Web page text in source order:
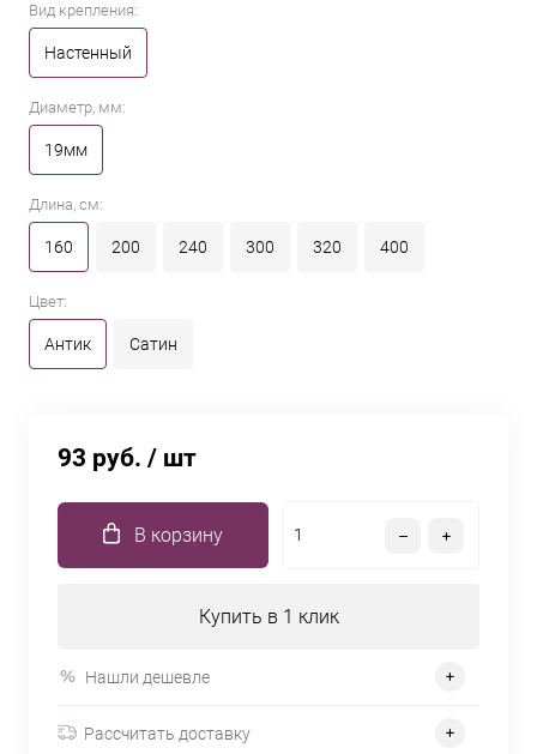
Вид крепления:
Настенный
Диаметр, мм:
19мм
Длина, см:
160 200 240 300 320 400
Цвет:
Антик Сатин
93 руб. / шт
В корзину
Купить в 1 клик
Нашли дешевле
Рассчитать доставку